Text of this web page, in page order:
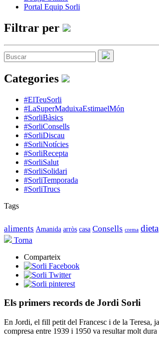
Portal Equip Sorli
Filtrar per
Categories
#ElTeuSorli
#LaSuperMaduixaEstimaelMón
#SorliBàsics
#SorliConsells
#SorliDiscau
#SorliNotícies
#SorliRecepta
#SorliSalut
#SorliSolidari
#SorliTemporada
#SorliTrucs
Tags
aliments Amanida arròs casa Consells crema dieta
Torna
Comparteix
Els primers records de Jordi Sorli
En Jordi, el fill petit del Francesc i de la Teresa,
compresa entre 1939 i 1950 va resultar molt